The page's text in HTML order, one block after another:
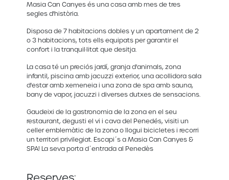
Masia Can Canyes és una casa amb mes de tres
segles d'història.
Disposa de 7 habitacions dobles y un apartament de 2
o 3 habitacions, tots ells equipats per garantir el
confort i la tranquil·litat que desitja.
La casa té un preciós jardí, granja d'animals, zona
infantil, piscina amb jacuzzi exterior, una acollidora sala
d'estar amb xemeneia i una zona de spa amb sauna,
bany de vapor, jacuzzi i diverses dutxes de sensacions.
Gaudeixi de la gastronomia de la zona en el seu
restaurant, degusti el vi i cava del Penedés, visiti un
celler emblemàtic de la zona o llogui bicicletes i recorri
un territori privilegiat. Escapi´s a Masia Can Canyes &
SPA! La seva porta d´entrada al Penedès